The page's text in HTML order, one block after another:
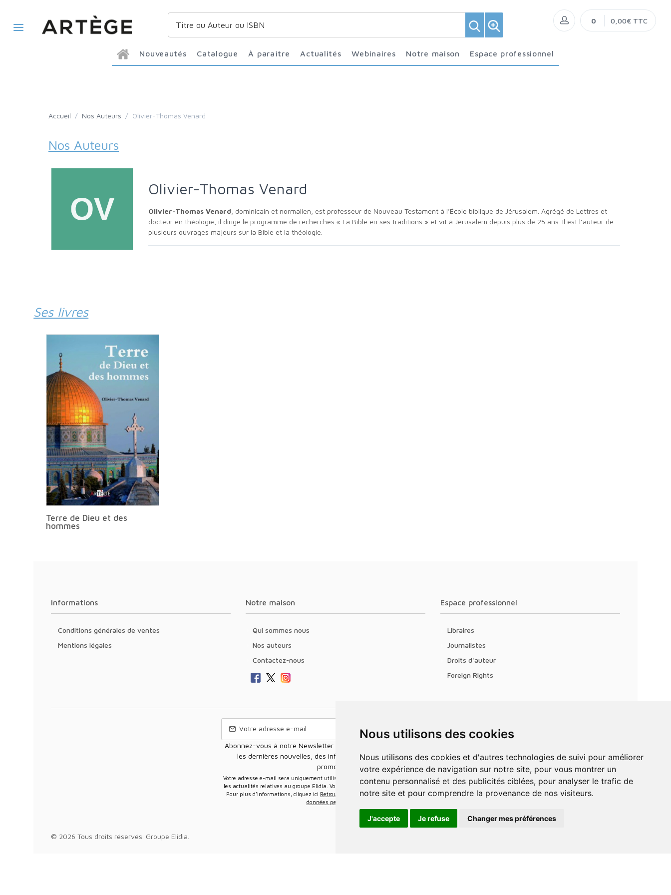
Nous utilisons des cookies
Nous utilisons des cookies et d'autres technologies de suivi pour améliorer
votre expérience de navigation sur notre site, pour vous montrer un
contenu personnalisé et des publicités ciblées, pour analyser le trafic de
notre site et pour comprendre la provenance de nos visiteurs.
J'accepte Je refuse Changer mes préférences
Nouveautés Catalogue À paraître Actualités Webinaires Notre maison Espace professionnel
0 0,00€ TTC
Accueil / Nos Auteurs / Olivier-Thomas Venard
Nos Auteurs
Olivier-Thomas Venard
Olivier-Thomas Venard , dominicain et normalien, est professeur de Nouveau Testament à l’École biblique de Jérusalem. Agrégé de Lettres et
docteur en théologie, il dirige le programme de recherches « La Bible en ses traditions » et vit à Jérusalem depuis plus de 25 ans. Il est l’auteur de
plusieurs ouvrages majeurs sur la Bible et la théologie.
Ses livres
Terre de Dieu et des
hommes
Informations
Conditions générales de ventes
Mentions légales
Notre maison
Qui sommes nous
Nos auteurs
Contactez-nous
Espace professionnel
Libraires
Journalistes
Droits d'auteur
Foreign Rights
Abonnez-vous à notre Newsletter pour recevoir nos nouvelles offres,
les dernières nouvelles, des informations sur les ventes et les
promotions.
Votre adresse e-mail sera uniquement utilisée pour vous envoyer des informations sur
les actualités relatives au groupe Elidia. Vous pouvez vous désinscrire à tout moment.
Pour plus d’informations, cliquez ici Retrouvez ici notre politique de protection de vos
données personnelles
© 2026 Tous droits réservés. Groupe Elidia